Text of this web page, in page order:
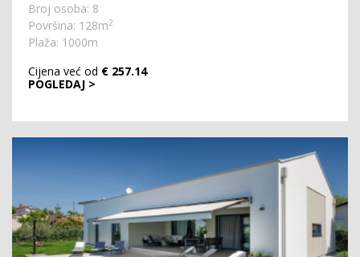
Broj osoba: 8
Površina: 128m2
Plaža: 1000m
POGLEDAJ >
Cijena već od € 257.14